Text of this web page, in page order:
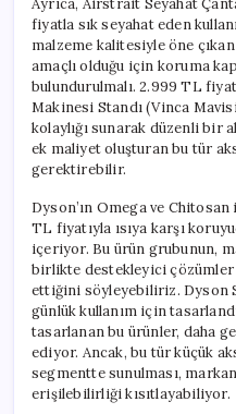
fiyatla sık seyahat eden
malzeme kalitesiyle öne
amaçlı olduğu için koruma
bulundurulmalı. 2.999 TL
Makinesi Standı (Vinca
kolaylığı sunarak düzenli bir
ek maliyet oluşturan bu tür
gerektirebilir.
Dyson’ın Omega ve
TL fiyatıyla ısıya karşı
içeriyor. Bu ürün grubunun,
birlikte destekleyici
ettiğini söyleyebiliriz. Dyson
günlük kullanım için
tasarlanan bu ürünler, daha
ediyor. Ancak, bu tür küçük
segmentte sunulması,
erişilebilirliği kısıtlayabiliyor.